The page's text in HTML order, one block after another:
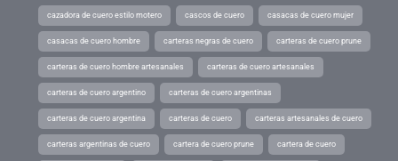
cazadora de cuero estilo motero cascos de cuero casacas de cuero mujer
casacas de cuero hombre carteras negras de cuero carteras de cuero prune
carteras de cuero hombre artesanales carteras de cuero artesanales
carteras de cuero argentino carteras de cuero argentinas
carteras de cuero argentina carteras de cuero carteras artesanales de cuero
carteras argentinas de cuero cartera de cuero prune cartera de cuero